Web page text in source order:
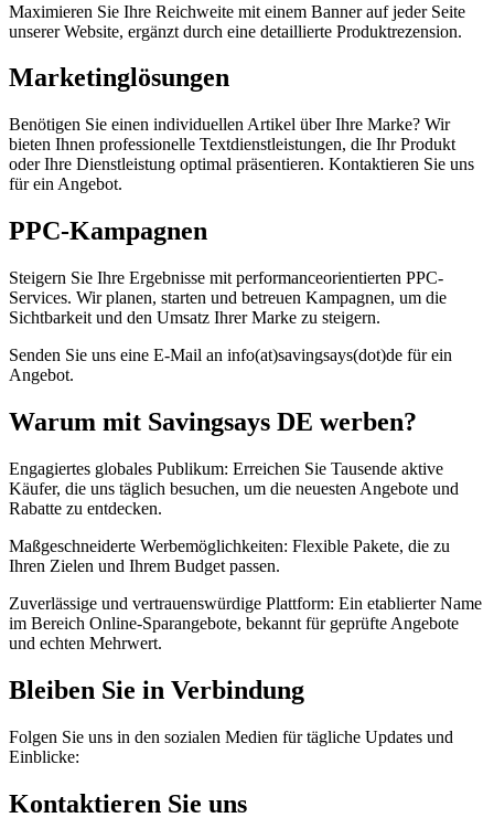
Maximieren Sie Ihre Reichweite mit einem Banner auf jeder Seite
unserer Website, ergänzt durch eine detaillierte Produktrezension.
Marketinglösungen
Benötigen Sie einen individuellen Artikel über Ihre Marke? Wir
bieten Ihnen professionelle Textdienstleistungen, die Ihr Produkt
oder Ihre Dienstleistung optimal präsentieren. Kontaktieren Sie uns
für ein Angebot.
PPC-Kampagnen
Steigern Sie Ihre Ergebnisse mit performanceorientierten PPC-
Services. Wir planen, starten und betreuen Kampagnen, um die
Sichtbarkeit und den Umsatz Ihrer Marke zu steigern.
Senden Sie uns eine E-Mail an info(at)savingsays(dot)de für ein
Angebot.
Warum mit Savingsays DE werben?
Engagiertes globales Publikum: Erreichen Sie Tausende aktive
Käufer, die uns täglich besuchen, um die neuesten Angebote und
Rabatte zu entdecken.
Maßgeschneiderte Werbemöglichkeiten: Flexible Pakete, die zu
Ihren Zielen und Ihrem Budget passen.
Zuverlässige und vertrauenswürdige Plattform: Ein etablierter Name
im Bereich Online-Sparangebote, bekannt für geprüfte Angebote
und echten Mehrwert.
Bleiben Sie in Verbindung
Folgen Sie uns in den sozialen Medien für tägliche Updates und
Einblicke:
Kontaktieren Sie uns